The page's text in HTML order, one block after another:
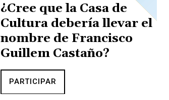
¿Cree que la Casa de
Cultura debería llevar el
nombre de Francisco
Guillem Castaño?
PARTICIPAR